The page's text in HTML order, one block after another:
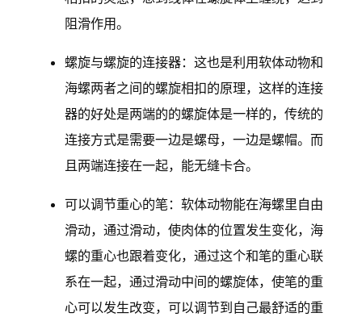
阻滑作用。
螺旋与螺旋的连接器：这也是利用软体动物和
海螺两者之间的螺旋相扣的原理，这样的连接
器的好处是两端的的螺旋体是一样的，传统的
连接方式是需要一边是螺母，一边是螺帽。而
且两端连接在一起，能无缝卡合。
可以调节重心的笔：软体动物能在海螺里自由
滑动，通过滑动，使肉体的位置发生变化，海
螺的重心也跟着变化，通过这个和笔的重心联
系在一起，通过滑动中间的螺旋体，使笔的重
心可以发生改变，可以调节到自己最舒适的重